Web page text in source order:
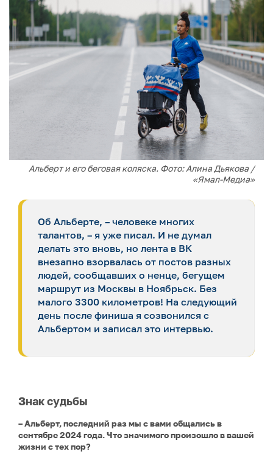
Альберт и его беговая коляска. Фото: Алина Дьякова /
«Ямал-Медиа»
Об Альберте, – человеке многих
талантов, – я уже писал. И не думал
делать это вновь, но лента в ВК
внезапно взорвалась от постов разных
людей, сообщавших о ненце, бегущем
маршрут из Москвы в Ноябрьск. Без
малого 3300 километров! На следующий
день после финиша я созвонился с
Альбертом и записал это интервью.
Знак судьбы
– Альберт, последний раз мы с вами общались в
сентябре 2024 года. Что значимого произошло в вашей
жизни с тех пор?